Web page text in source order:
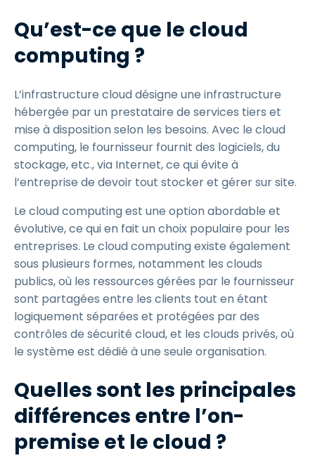
Qu’est-ce que le cloud
computing ?
L’infrastructure cloud désigne une infrastructure
hébergée par un prestataire de services tiers et
mise à disposition selon les besoins. Avec le cloud
computing, le fournisseur fournit des logiciels, du
stockage, etc., via Internet, ce qui évite à
l’entreprise de devoir tout stocker et gérer sur site.
Le cloud computing est une option abordable et
évolutive, ce qui en fait un choix populaire pour les
entreprises. Le cloud computing existe également
sous plusieurs formes, notamment les clouds
publics, où les ressources gérées par le fournisseur
sont partagées entre les clients tout en étant
logiquement séparées et protégées par des
contrôles de sécurité cloud, et les clouds privés, où
le système est dédié à une seule organisation.
Quelles sont les principales
différences entre l’on-
premise et le cloud ?